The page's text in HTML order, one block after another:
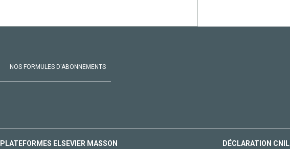
NOS FORMULES D'ABONNEMENTS
PLATEFORMES ELSEVIER MASSON
DÉCLARATION CNIL